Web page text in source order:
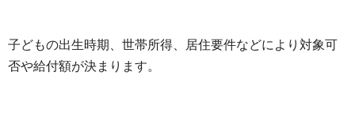
子どもの出生時期、世帯所得、居住要件などにより対象可
否や給付額が決まります。